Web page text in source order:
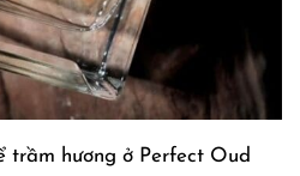
trầm hương ở Perfect Oud